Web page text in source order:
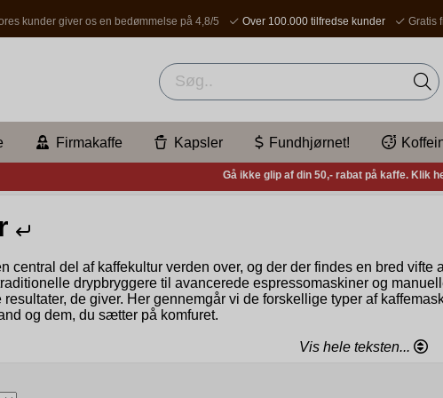
kunder giver os en bedømmelse på 4,8/5 Over 100.000 tilfredse kunder Gratis
Firmakaffe Kapsler Fundhjørnet!
Gå ikke glip af din 50,- rabat på kaffe. Klik
central del af kaffekultur verden over, og der der findes en bred
drypbryggere til avancerede espressomaskiner og
resultater, de giver. Her gennemgår vi de forskellige typer af
og dem, du sætter på komfuret.
Vis hele teksten...